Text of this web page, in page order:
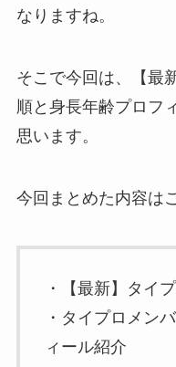
なりますね。
そこで今回は、【最
順と身長年齢プロフ
思います。
今回まとめた内容は
・【最新】タイ
・タイプロメン
ィール紹介